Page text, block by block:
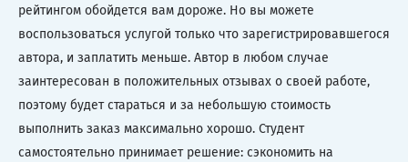
рейтингом обойдется вам дороже. Но вы можете
воспользоваться услугой только что зарегистрировавшегося
автора, и заплатить меньше. Автор в любом случае
заинтересован в положительных отзывах о своей работе,
поэтому будет стараться и за небольшую стоимость
выполнить заказ максимально хорошо. Студент
самостоятельно принимает решение: сэкономить на